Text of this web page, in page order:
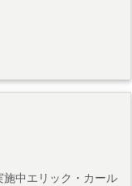
中エリック・カール